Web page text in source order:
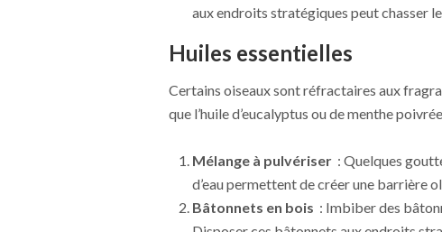
aux endroits stratégiques peut chasser
Huiles essentielles
Certains oiseaux sont réfractaires aux
que l’huile d’eucalyptus ou de menthe
Mélange à pulvériser: Quelques
d’eau permettent de créer une barrière
Bâtonnets en bois : Imbiber des